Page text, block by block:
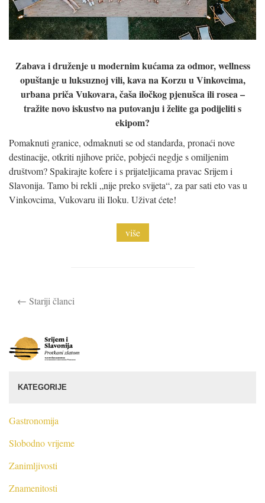
Zabava i druženje u modernim kućama za odmor, wellness
opuštanje u luksuznoj vili, kava na Korzu u Vinkovcima,
urbana priča Vukovara, čaša iločkog pjenušca ili rosea –
tražite novo iskustvo na putovanju i želite ga podijeliti s
ekipom?
Pomaknuti granice, odmaknuti se od standarda, pronaći nove
destinacije, otkriti njihove priče, pobjeći negdje s omiljenim
društvom? Spakirajte kofere i s prijateljicama pravac Srijem i
Slavonija. Tamo bi rekli „nije preko svijeta“, za par sati eto vas u
Vinkovcima, Vukovaru ili Iloku. Uživat ćete!
više
Post navigation
← Stariji članci
r
i
l
v
o
KATEGORIJE
Gastronomija
Slobodno vrijeme
Zanimljivosti
Znamenitosti